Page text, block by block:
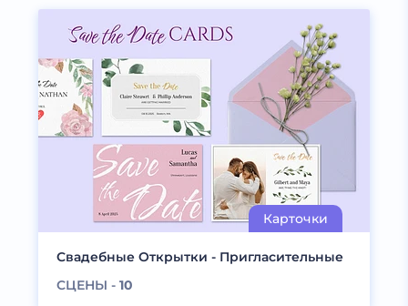
Свадебные Открытки - Пригласительные
СЦЕНЫ - 10